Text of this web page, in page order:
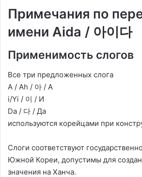
Примечания по
имени Aida / 아이다
Применимость слогов
Все три предложенных слога
A / Ah / 아 / А
i/Yi / 이 / И
Da / 다 / Да
используются корейцами при
Слоги соответствуют
Южной Кореи, допустимы для
значения на Ханча.